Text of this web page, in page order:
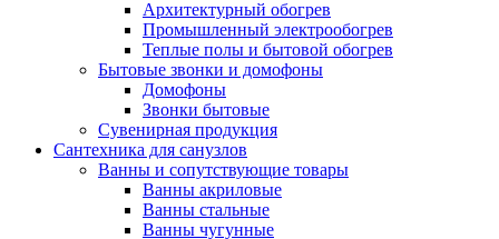
Архитектурный обогрев
Промышленный электрообогрев
Теплые полы и бытовой обогрев
Бытовые звонки и домофоны
Домофоны
Звонки бытовые
Сувенирная продукция
Сантехника для санузлов
Ванны и сопутствующие товары
Ванны акриловые
Ванны стальные
Ванны чугунные